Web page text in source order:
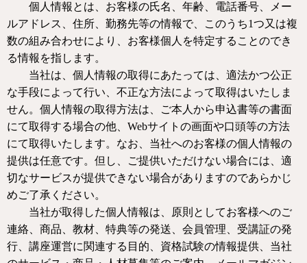
個人情報とは、お客様の氏名、年齢、電話番号、メー
ルアドレス、住所、勤務先等の情報で、このうち1つ又は複
数の組み合わせにより、お客様個人を特定することのでき
る情報を指します。
当社は、個人情報の取得にあたっては、適法かつ公正
な手段によって行い、不正な方法によって取得はいたしま
せん。個人情報の取得方法は、ご本人から申込書等の書面
にて取得する場合の他、 Webサイトの画面や口頭等の方法
にて取得いたします。なお、当社へのお客様の個人情報の
提供は任意です。但し、ご提供いただけない場合には、適
切なサービスが提供できない場合がありますのであらかじ
めご了承ください。
当社が取得した個人情報は、原則としてお客様へのご
連絡、商品、教材、特典等の発送、会員管理、受講証の発
行、講座運営に関連する目的、資格試験の情報提供、当社